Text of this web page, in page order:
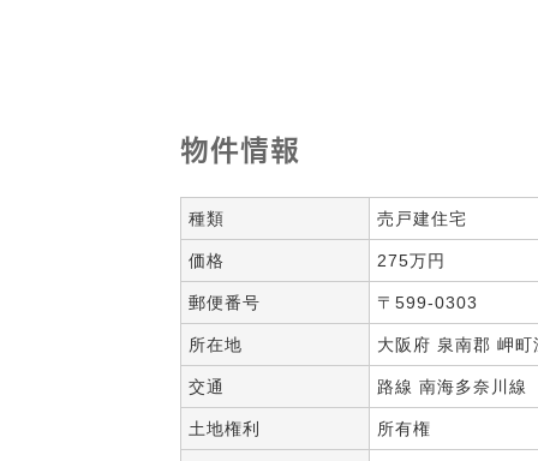
物件情報
種類 売戸建住宅
価格 275万円
郵便番号 〒599-0303
所在地 大阪府 泉南郡 岬
交通 路線 南海多奈川
土地権利 所有権